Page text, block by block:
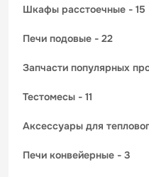
шкафы расстоечные - 15
печи подовые - 22
запчасти популярных
тестомесы - 11
аксессуары для
печи конвейерные - 3